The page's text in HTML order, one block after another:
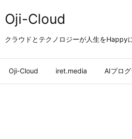
Oji-Cloud
クラウドとテクノロジーが人生をHappy
Oji-Cloud iret.media AIプロ